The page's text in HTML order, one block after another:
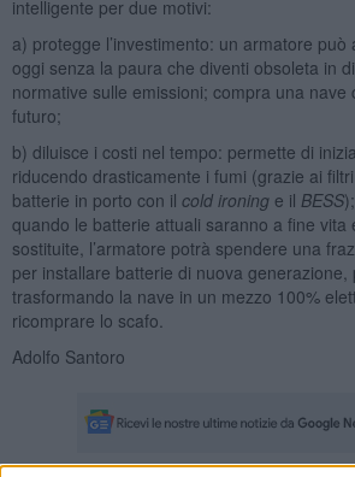
intelligente per due motivi:
a) protegge l’investimento: un armatore può
oggi senza la paura che diventi obsoleta in
normative sulle emissioni; compra una nave
futuro;
b) diluisce i costi nel tempo: permette di
riducendo drasticamente i fumi (grazie ai
batterie in porto con il cold ironinge il BESS
quando le batterie attuali saranno a fine vita
sostituite, l’armatore potrà spendere una
per installare batterie di nuova generazione,
trasformando la nave in un mezzo 100%
ricomprare lo scafo.
Adolfo Santoro